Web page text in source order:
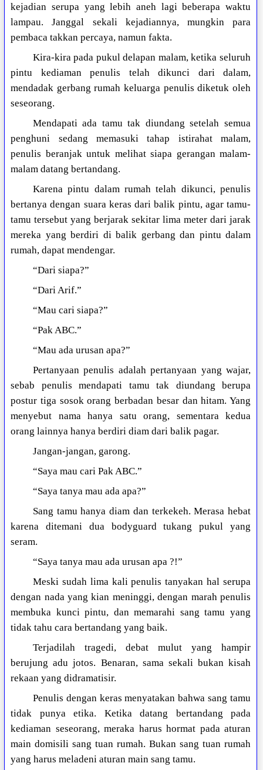
kejadian serupa yang lebih aneh lagi beberapa waktu
lampau. Janggal sekali kejadiannya, mungkin para
pembaca takkan percaya, namun fakta.
Kira-kira pada pukul delapan malam, ketika seluruh
pintu kediaman penulis telah dikunci dari dalam,
mendadak gerbang rumah keluarga penulis diketuk oleh
seseorang.
Mendapati ada tamu tak diundang setelah semua
penghuni sedang memasuki tahap istirahat malam,
penulis beranjak untuk melihat siapa gerangan malam-
malam datang bertandang.
Karena pintu dalam rumah telah dikunci, penulis
bertanya dengan suara keras dari balik pintu, agar tamu-
tamu tersebut yang berjarak sekitar lima meter dari jarak
mereka yang berdiri di balik gerbang dan pintu dalam
rumah, dapat mendengar.
“Dari siapa?”
“Dari Arif.”
“Mau cari siapa?”
“Pak ABC.”
“Mau ada urusan apa?”
Pertanyaan penulis adalah pertanyaan yang wajar,
sebab penulis mendapati tamu tak diundang berupa
postur tiga sosok orang berbadan besar dan hitam. Yang
menyebut nama hanya satu orang, sementara kedua
orang lainnya hanya berdiri diam dari balik pagar.
Jangan-jangan, garong.
“Saya mau cari Pak ABC.”
“Saya tanya mau ada apa?”
Sang tamu hanya diam dan terkekeh. Merasa hebat
karena ditemani dua bodyguard tukang pukul yang
seram.
“Saya tanya mau ada urusan apa ?!”
Meski sudah lima kali penulis tanyakan hal serupa
dengan nada yang kian meninggi, dengan marah penulis
membuka kunci pintu, dan memarahi sang tamu yang
tidak tahu cara bertandang yang baik.
Terjadilah tragedi, debat mulut yang hampir
berujung adu jotos. Benaran, sama sekali bukan kisah
rekaan yang didramatisir.
Penulis dengan keras menyatakan bahwa sang tamu
tidak punya etika. Ketika datang bertandang pada
kediaman seseorang, meraka harus hormat pada aturan
main domisili sang tuan rumah. Bukan sang tuan rumah
yang harus meladeni aturan main sang tamu.